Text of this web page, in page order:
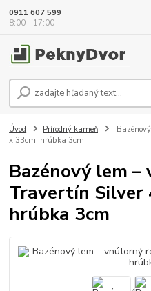
0911 607 599
8:00 - 17:00
Úvod Prírodný kameň
x 33cm, hrúbka 3cm
Bazénový lem
Travertín Silver
hrúbka 3cm